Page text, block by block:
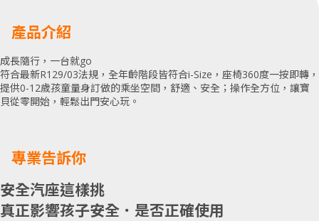
產品介紹
成長隨行，一台就go
符合最新R129/03法規，全年齡階段皆符合i-Size，座椅360度一按即轉，
提供0-12歲孩童量身訂做的乘坐空間，舒適、安全；操作全方位，讓寶
貝從零開始，輕鬆出門安心玩。
專業告訴你
安全汽座這樣挑
真正影響孩子安全．是否正確使用